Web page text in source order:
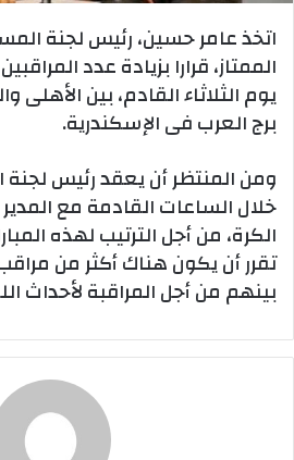
اتخذ عامر حسين، رئيس لجنة
الممتاز، قرارا بزيادة عدد
يوم الثلاثاء القادم، بين الأهلى
برج العرب فى الإسكندرية.
ومن المنتظر أن يعقد رئيس
خلال الساعات القادمة مع المدير
الكرة، من أجل الترتيب لهذه
تقرر أن يكون هناك أكثر من
بينهم من أجل المراقبة لأحداث